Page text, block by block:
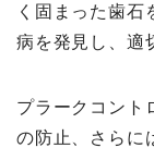
く固まった歯石
病を発見し、適
プラークコント
の防止、さらに